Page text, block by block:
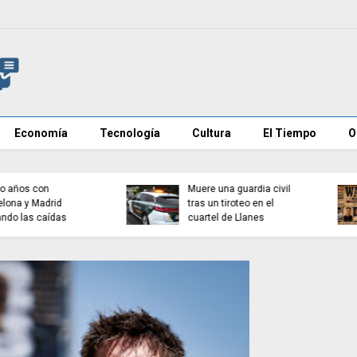
Economía Tecnología Cultura El Tiempo
Investigan mensajes en
redes contra vecinos de
Ceuta
Cadena perpetua para
autor del atropello
de Múnich